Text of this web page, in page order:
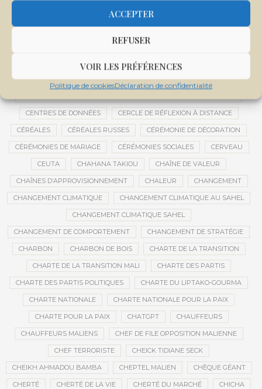
ACCEPTER
REFUSER
VOIR LES PRÉFÉRENCES
Politique de cookiesDéclaration de confidentialité
CENTRALE SOLAIRE DE SANANKOROBA
CENTRE D'INTELLIGENCE ARTIFICIELLE
CENTRE DE SANTÉ COMMUNAUTAIRE
CENTRE INTERNATIONAL DE CONFÉRENCES DE BAMAKO
CENTRE MALI
CENTRES DE DONNÉES CERCLE DE RÉFLEXION À DISTANCE
CÉRÉALES CÉRÉALES RUSSES CÉRÉMONIE DE DÉCORATION
CÉRÉMONIES DE MARIAGE CÉRÉMONIES SOCIALES CERVEAU
CEUTA CHAHANA TAKIOU CHAÎNE DE VALEUR
CHAÎNES D’APPROVISIONNEMENT CHALEUR CHANGEMENT
CHANGEMENT CLIMATIQUE CHANGEMENT CLIMATIQUE AU SAHEL
CHANGEMENT CLIMATIQUE SAHEL
CHANGEMENT DE COMPORTEMENT CHANGEMENT DE STRATÉGIE
CHARBON CHARBON DE BOIS CHARTE DE LA TRANSITION
CHARTE DE LA TRANSITION MALI CHARTE DES PARTIS
CHARTE DES PARTIS POLITIQUES CHARTE DU LIPTAKO-GOURMA
CHARTE NATIONALE CHARTE NATIONALE POUR LA PAIX
CHARTE POUR LA PAIX CHATGPT CHAUFFEURS
CHAUFFEURS MALIENS CHEF DE FILE OPPOSITION MALIENNE
CHEF TERRORISTE CHEICK TIDIANE SECK
CHEIKH AHMADOU BAMBA CHEPTEL MALIEN CHÈQUE GÉANT
CHERTÉ CHERTÉ DE LA VIE CHERTÉ DU MARCHÉ CHICHA